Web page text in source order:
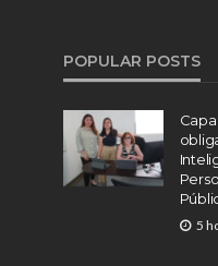
POPULAR POSTS
5